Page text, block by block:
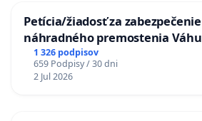
Petícia/žiadosť za
náhradného premostenia
uzávery Vážskeho mosta v
1 326 podpisov
659 Podpisy / 30 dni
2 Jul 2026